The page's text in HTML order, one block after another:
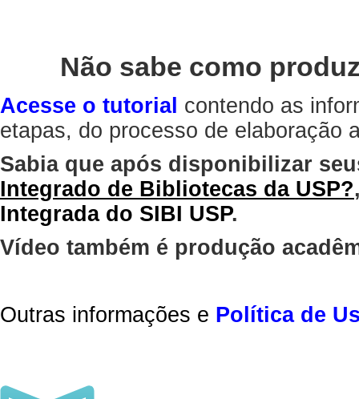
Não sabe como
Acesse o tutorial contendo as
etapas, do processo de elaboração
Sabia que após disponibilizar
Integrado de Bibliotecas da USP?
Integrada do SIBI USP.
Vídeo também é produção
Outras informações e Política de